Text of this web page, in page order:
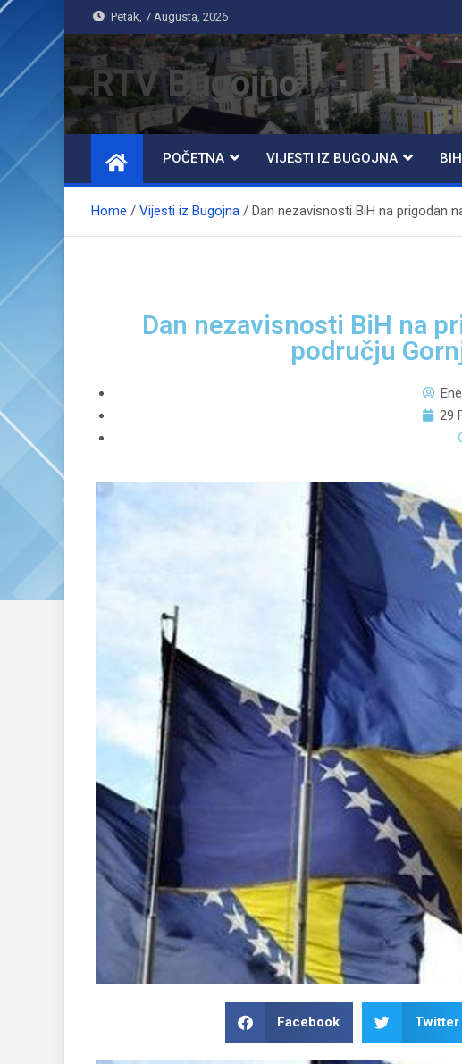
Petak, 7 Augusta, 2026
RTV Bugojno
POČETNA VIJESTI IZ BUGOJNA BIH
Home Vijesti iz Bugojna Dan nezavisnosti BiH na prigodan
Dan nezavisnosti BiH na
području
29
Facebook Twitter